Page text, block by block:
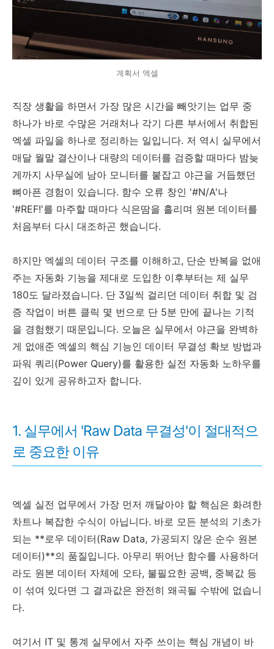
계획서 엑셀
직장 생활을 하면서 가장 많은 시간을 빼앗기는 업무 중
하나가 바로 수많은 거래처나 각기 다른 부서에서 취합된
엑셀 파일을 하나로 정리하는 일입니다. 저 역시 실무에서
매달 월말 결산이나 대량의 데이터를 검증할 때마다 밤늦
게까지 사무실에 남아 모니터를 붙잡고 야근을 거듭했던
뼈아픈 경험이 있습니다. 함수 오류 창인 '#N/A'나
'#REF!'를 마주할 때마다 식은땀을 흘리며 원본 데이터를
처음부터 다시 대조하곤 했습니다.
하지만 엑셀의 데이터 구조를 이해하고, 단순 반복을 없애
주는 자동화 기능을 제대로 도입한 이후부터는 제 실무
180도 달라졌습니다. 단 3일씩 걸리던 데이터 취합 및 검
증 작업이 버튼 클릭 몇 번으로 단 5분 만에 끝나는 기적
을 경험했기 때문입니다. 오늘은 실무에서 야근을 완벽하
게 없애준 엑셀의 핵심 기능인 데이터 무결성 확보 방법과
파워 쿼리(Power Query)를 활용한 실전 자동화 노하우를
깊이 있게 공유하고자 합니다.
1. 실무에서 'Raw Data 무결성'이 절대적으
로 중요한 이유
엑셀 실전 업무에서 가장 먼저 깨달아야 할 핵심은 화려한
차트나 복잡한 수식이 아닙니다. 바로 모든 분석의 기초가
되는 **로우 데이터(Raw Data, 가공되지 않은 순수 원본
데이터)**의 품질입니다. 아무리 뛰어난 함수를 사용하더
라도 원본 데이터 자체에 오타, 불필요한 공백, 중복값 등
이 섞여 있다면 그 결과값은 완전히 왜곡될 수밖에 없습니
다.
여기서 IT 및 통계 실무에서 자주 쓰이는 핵심 개념이 바